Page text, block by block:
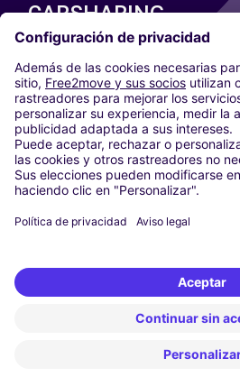
CARSHARING
NUESTRAS CIUDADES
Paris
Madrid
Washington DC
Milán
Roma
Turín
Viena
Berlín
Düsseldorf